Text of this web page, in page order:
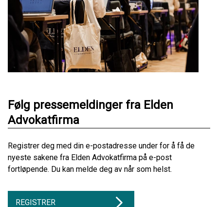
Følg pressemeldinger fra Elden
Advokatfirma
Registrer deg med din e-postadresse under for å få de
nyeste sakene fra Elden Advokatfirma på e-post
fortløpende. Du kan melde deg av når som helst.
REGISTRER